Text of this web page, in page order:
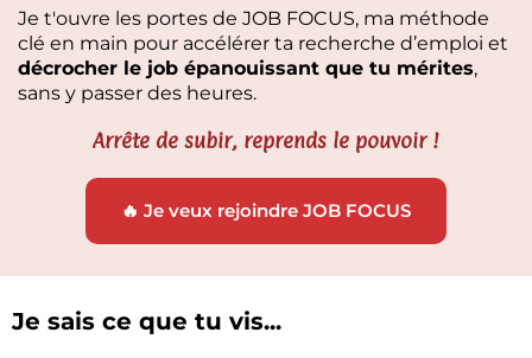
Je t'ouvre les portes de JOB FOCUS, ma méthode
clé en main pour accélérer ta recherche d’emploi et
décrocher le job épanouissant que tu mérites,
sans y passer des heures.
Arrête de subir, reprends le pouvoir !
🔥 Je veux rejoindre JOB FOCUS
Je sais ce que tu vis...